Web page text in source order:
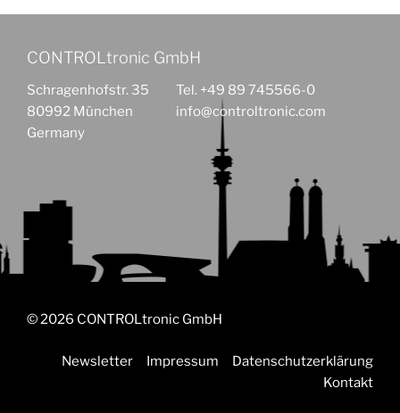
CONTROLtronic GmbH
Schragenhofstr. 35
80992 München
Germany
Tel. +49 89 745566-0
info@controltronic.com
© 2026 CONTROLtronic GmbH
Datenschutzerklärung
Impressum
Newsletter
Kontakt